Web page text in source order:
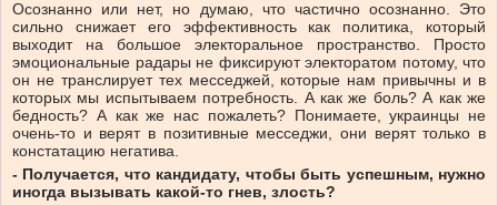
Осознанно или нет, но думаю, что частично осознанно. Это
сильно снижает его эффективность как политика, который
выходит на большое электоральное пространство. Просто
эмоциональные радары не фиксируют электоратом потому, что
он не транслирует тех месседжей, которые нам привычны и в
которых мы испытываем потребность. А как же боль? А как же
бедность? А как же нас пожалеть? Понимаете, украинцы не
очень-то и верят в позитивные месседжи, они верят только в
констатацию негатива.
- Получается, что кандидату, чтобы быть успешным, нужно
иногда вызывать какой-то гнев, злость?